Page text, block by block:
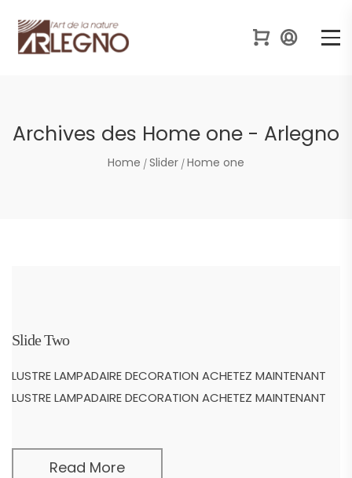
Archives des Home one - Arlegno
Home Slider Home one
Slide Two
LUSTRE LAMPADAIRE DECORATION ACHETEZ MAINTENANT
LUSTRE LAMPADAIRE DECORATION ACHETEZ MAINTENANT
Read More